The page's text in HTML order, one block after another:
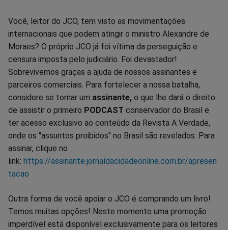
Você, leitor do JCO, tem visto as movimentações
internacionais que podem atingir o ministro Alexandre de
Moraes? O próprio JCO já foi vítima da perseguição e
censura imposta pelo judiciário. Foi devastador!
Sobrevivemos graças a ajuda de nossos assinantes e
parceiros comerciais. Para fortelecer a nossa batalha,
considere se tornar um assinante, o que lhe dará o direito
de assistir o primeiro PODCAST conservador do Brasil e
ter acesso exclusivo ao conteúdo da Revista A Verdade,
onde os "assuntos proibidos" no Brasil são revelados. Para
assinar, clique no
link: https://assinante.jornaldacidadeonline.com.br/apresen
tacao
Outra forma de você apoiar o JCO é comprando um livro!
Temos muitas opções! Neste momento uma promoção
imperdível está disponível exclusivamente para os leitores